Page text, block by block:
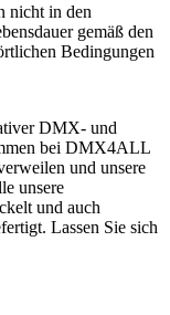
nicht in den
gemäß den
Bedingungen
DMX- und
bei DMX4ALL
und unsere
unsere
und auch
Lassen Sie sich